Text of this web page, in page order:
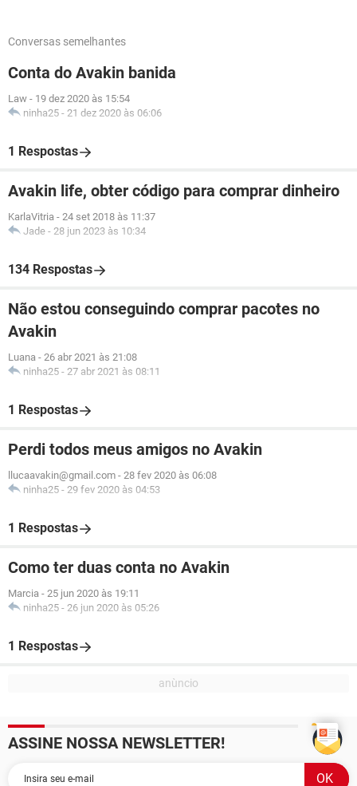
Conversas semelhantes
Conta do Avakin banida
Law - 19 dez 2020 às 15:54
ninha25 - 21 dez 2020 às 06:06
1 Respostas
Avakin life, obter código para comprar dinheiro
KarlaVitria - 24 set 2018 às 11:37
Jade - 28 jun 2023 às 10:34
134 Respostas
Não estou conseguindo comprar pacotes no
Avakin
Luana - 26 abr 2021 às 21:08
ninha25 - 27 abr 2021 às 08:11
1 Respostas
Perdi todos meus amigos no Avakin
llucaavakin@gmail.com - 28 fev 2020 às 06:08
ninha25 - 29 fev 2020 às 04:53
1 Respostas
Como ter duas conta no Avakin
Marcia - 25 jun 2020 às 19:11
ninha25 - 26 jun 2020 às 05:26
1 Respostas
ASSINE NOSSA NEWSLETTER!